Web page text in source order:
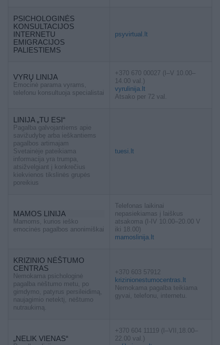
PSICHOLOGINĖS
KONSULTACIJOS
INTERNETU
EMIGRACIJOS
PALIESTIEMS
psyvirtual.lt
VYRŲ LINIJA
Emocinė parama vyrams,
telefonu konsultuoja specialistai
+370 670 00027 (I–V 10.00–
14.00 val.)
vyrulinija.lt
Atsako per 72 val.
LINIJA „TU ESI“
Pagalba galvojantiems apie
savižudybę arba ieškantiems
pagalbos artimajam
Svetainėje pateikiama
informacija yra trumpa,
atsižvelgiant į konkrečius
kiekvienos tikslinės grupės
poreikius
tuesi.lt
MAMOS LINIJA
Mamoms, kurios ieško
emocinės pagalbos anonimiškai
Telefonas laikinai
nepasiekiamas į laiškus
atsakoma (I-IV 10.00–20.00 V
iki 18.00)
mamoslinija.lt
KRIZINIO NĖŠTUMO
CENTRAS
Nemokama psichologinė
pagalba nėštumo metu, po
gimdymo, patyrus persileidimą,
naujagimio netektį, nėštumo
nutraukimą.
+370 603 57912
krizinionestumocentras.lt
Nemokama pagalba teikiama
gyvai, telefonu, internetu.
„NELIK VIENAS“
+370 604 11119 (I–VII,18.00–
22.00 val.)